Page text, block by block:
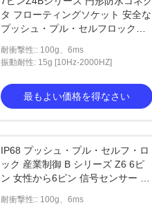
タ フローティングソケット 安全な
プッシュ・プル・セルフロックシ
耐衝撃性:: 100g、6ms
振動耐性: 15g [10Hz-2000HZ]
最もよい価格を得なさい
IP68 プッシュ・プル・セルフ・ロ
ック 産業制御 B シリーズ Z6 6ピ
ン 女性から6ピン 信号センサー 円
耐衝撃性:: 100g、6ms